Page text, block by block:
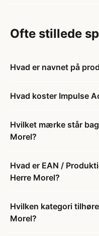
Ofte stillede
Hvad er navnet på
Hvad koster Impulse
Hvilket mærke står
Morel?
Hvad er EAN /
Herre Morel?
Hvilken kategori
Morel?